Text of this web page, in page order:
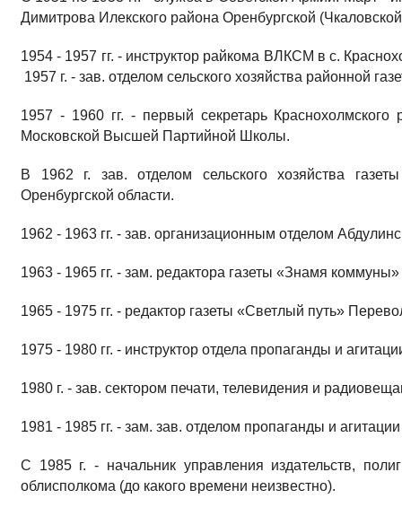
Димитрова Илекского района Оренбургской
1954 - 1957 гг. - инструктор райкома ВЛКСМ в с.
1957 г. - зав. отделом сельского хозяйства районной
1957 - 1960 гг. - первый секретарь
Московской Высшей Партийной Школы.
В 1962 г. зав. отделом сельского хозяйства
Оренбургской области.
1962 - 1963 гг. - зав. организационным отделом
1963 - 1965 гг. - зам. редактора газеты «Знамя
1965 - 1975 гг. - редактор газеты «Светлый путь»
1975 - 1980 гг. - инструктор отдела пропаганды и
1980 г. - зав. сектором печати, телевидения и
1981 - 1985 гг. - зам. зав. отделом пропаганды и
С 1985 г. - начальник управления издательств,
облисполкома (до какого времени неизвестно).